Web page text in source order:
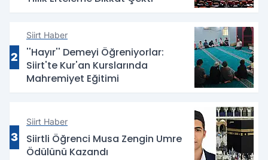
2
Siirt Haber
''Hayır'' Demeyi Öğreniyorlar:
Siirt'te Kur'an Kurslarında
Mahremiyet Eğitimi
3
Siirt Haber
Siirtli Öğrenci Musa Zengin Umre
Ödülünü Kazandı